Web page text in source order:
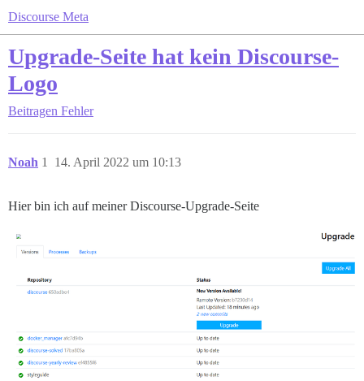
Discourse Meta
Upgrade-Seite hat kein Discourse-
Logo
Beitragen Fehler
Noah 14. April 2022 um 10:13
1
Hier bin ich auf meiner Discourse-Upgrade-Seite